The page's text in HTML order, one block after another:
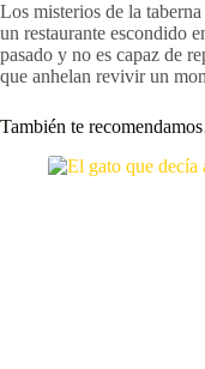
Los misterios de la
un restaurante escondido
pasado y no es capaz de
que anhelan revivir un
También te